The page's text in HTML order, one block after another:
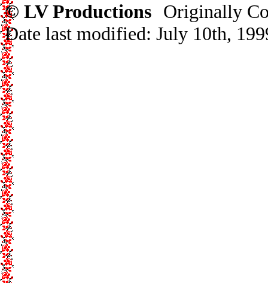
© LV Productions Originally
Date last modified: July 10th,